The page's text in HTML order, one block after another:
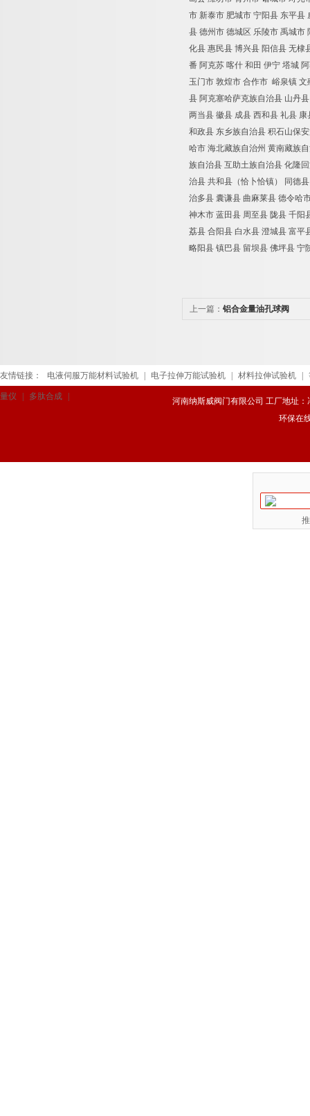
市 新泰市 肥城市 宁阳县 东平县
县 德州市 德城区 乐陵市 禹城市
化县 惠民县 博兴县 阳信县 无棣
番 阿克苏 喀什 和田 伊宁 塔城
玉门市 敦煌市 合作市 峪泉镇 文
县 阿克塞哈萨克族自治县 山丹
两当县 徽县 成县 西和县 礼县 康
和政县 东乡族自治县 积石山保
哈市 海北藏族自治州 黄南藏族
族自治县 互助土族自治县 化隆
治县 共和县（恰卜恰镇）
同德县
治多县 囊谦县 曲麻莱县 德令哈
神木市 蓝田县 周至县 陇县 千阳
荔县 合阳县 白水县 澄城县 富平
略阳县 镇巴县 留坝县 佛坪县 宁
上一篇： 铝合金量油孔球阀
友情链接： 电液伺服万能材料试验机 电子拉伸万能试验机 材料拉伸试验机
量仪 多肽合成
河南纳斯威阀门有限公司 工厂地址：
环保在